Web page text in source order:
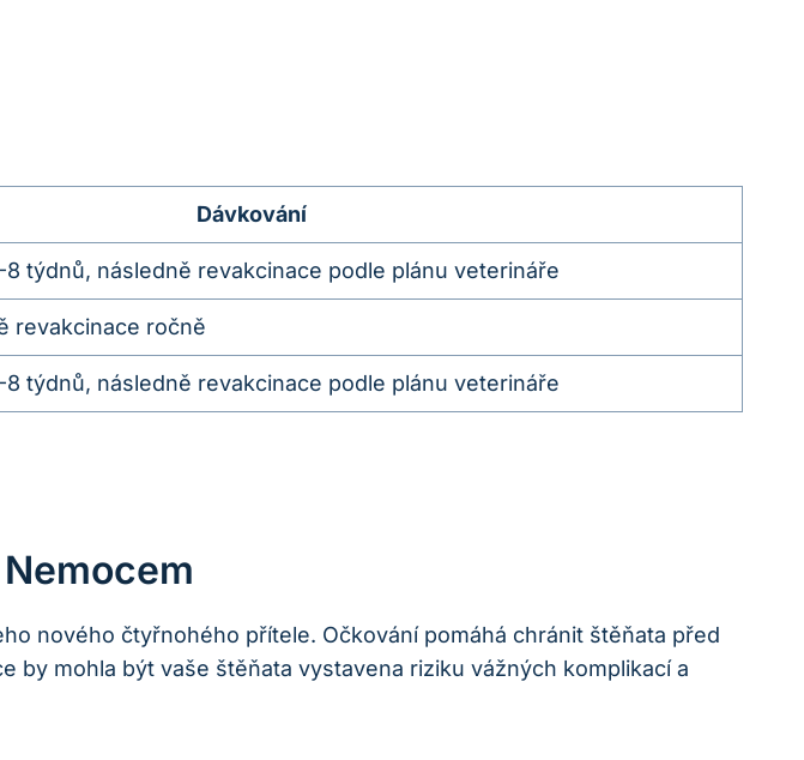
Dávkování
týdnů, následně revakcinace podle plánu veterináře
revakcinace ročně
týdnů, následně revakcinace podle plánu veterináře
nového čtyřnohého přítele. Očkování pomáhá chránit štěňata před
by mohla být vaše štěňata vystavena riziku vážných komplikací a